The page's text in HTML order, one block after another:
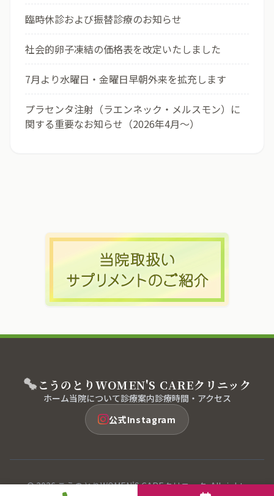
臨時休診および振替診療のお知らせ
社会的卵子凍結の価格表を改定いたしました
7月より水曜日・金曜日早朝外来を拡充します
プラセンタ注射（ラエンネック・メルスモン）に
関する重要なお知らせ（2026年4月〜）
こうのとりWOMEN'S CAREクリニック
ホーム当院について診療案内診療時間・アクセス
公式Instagram
© 2026 こうのとりWOMEN'S CAREクリニック. All rights